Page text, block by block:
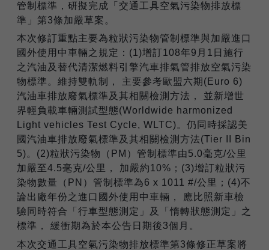
管制標準，研擬完成「交通工具空氣污染物排放標
準」第3條加嚴草案。
本次修訂重點主要為粒狀污染物管制標準與加嚴進口
國外使用中車輛之規定：(1)增訂108年9月1日施行
之汽油及替代清潔燃料引擎汽車排氣管排放空氣污染
物標準。維持雙軌制， 主要參考歐盟六期(Euro 6)
汽油車排放廢氣標準及其相關檢測方法， 並新增世
界輕負載車輛測試型態(Worldwide harmonized
Light vehicles Test Cycle, WLTC)。仍同時採認美
國汽油車排放廢氣標準及其相關檢測方法(Tier II Bin
5)。(2)粒狀污染物（PM）管制標準由5.0毫克/公里
加嚴至4.5毫克/公里， 加嚴約10%；(3)增訂粒狀污
染物數量（PN）管制標準為6 x 1011 #/公里；(4)不
論出廠年份之進口國外使用中車輛， 應比照新車檢
驗同時符合「行車型態測定」及「惰轉狀態測定」之
標準， 緩衝期為於本公告日期後3個月。
本次交通工具空氣污染物排放標準第3條修正草案將